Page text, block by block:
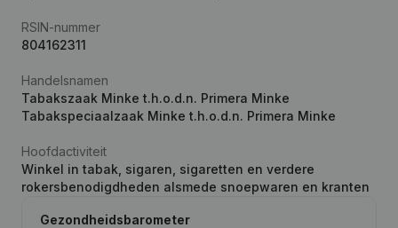
RSIN-nummer
804162311
Handelsnamen
Tabakszaak Minke t.h.o.d.n. Primera Minke
Tabakspeciaalzaak Minke t.h.o.d.n. Primera Minke
Hoofdactiviteit
Winkel in tabak, sigaren, sigaretten en verdere
rokersbenodigdheden alsmede snoepwaren en kranten
Gezondheidsbarometer